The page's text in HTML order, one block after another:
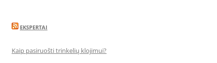
EKSPERTAI
Kaip pasiruošti trinkelių klojimui?